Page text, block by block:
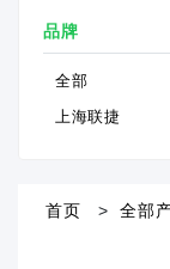
联系我们
用户中心
品牌
全部
上海联捷
首页 全部